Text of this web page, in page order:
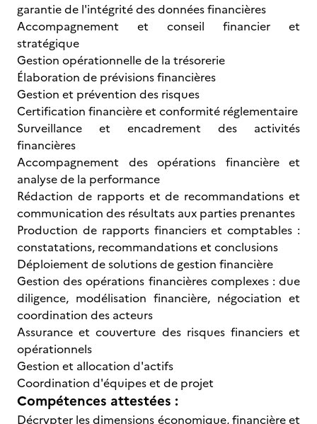
garantie de l'intégrité des données financières
Accompagnement et conseil financier et
stratégique
Gestion opérationnelle de la trésorerie
Élaboration de prévisions financières
Gestion et prévention des risques
Certification financière et conformité réglementaire
Surveillance et encadrement des activités
financières
Accompagnement des opérations financière et
analyse de la performance
Rédaction de rapports et de recommandations et
communication des résultats aux parties prenantes
Production de rapports financiers et comptables :
constatations, recommandations et conclusions
Déploiement de solutions de gestion financière
Gestion des opérations financières complexes : due
diligence, modélisation financière, négociation et
coordination des acteurs
Assurance et couverture des risques financiers et
opérationnels
Gestion et allocation d'actifs
Coordination d'équipes et de projet
Compétences attestées :
Décrypter les dimensions économique, financière et